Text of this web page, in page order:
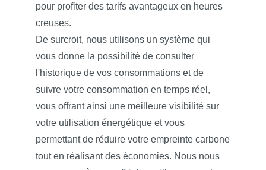
pour profiter des tarifs avantageux en heures
creuses.
De surcroit, nous utilisons un système qui
vous donne la possibilité de consulter
l'historique de vos consommations et de
suivre votre consommation en temps réel,
vous offrant ainsi une meilleure visibilité sur
votre utilisation énergétique et vous
permettant de réduire votre empreinte carbone
tout en réalisant des économies. Nous nous